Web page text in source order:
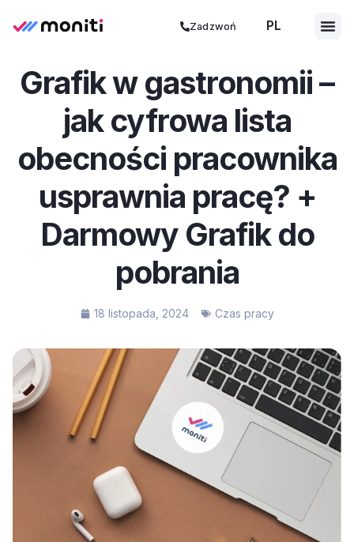
Zadzwoń PL
ES
Grafik w gastronomii –
jak cyfrowa lista
obecności pracownika
usprawnia pracę? +
Darmowy Grafik do
pobrania
18 listopada, 2024 Czas pracy